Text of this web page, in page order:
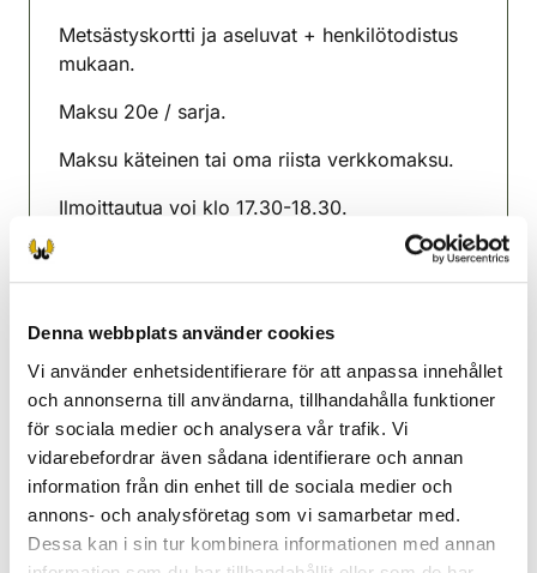
Denna webbplats använder cookies
Vi använder enhetsidentifierare för att anpassa innehållet
och annonserna till användarna, tillhandahålla funktioner
för sociala medier och analysera vår trafik. Vi
vidarebefordrar även sådana identifierare och annan
information från din enhet till de sociala medier och
annons- och analysföretag som vi samarbetar med.
Dessa kan i sin tur kombinera informationen med annan
Metsästyskortti ja aseluvat + henkilötodistus
mukaan.
Maksu 20e / sarja.
Maksu käteinen tai oma riista verkkomaksu.
Ilmoittautua voi klo 17.30-18.30.
Muistathan tarkistaa ammuntojen toteutumisen
ennen ammuntoja.
Kempele-Oulunsalo
jaktvårdsförening
Uleåborg
kempele-oulunsalo@rhy.riista.fi